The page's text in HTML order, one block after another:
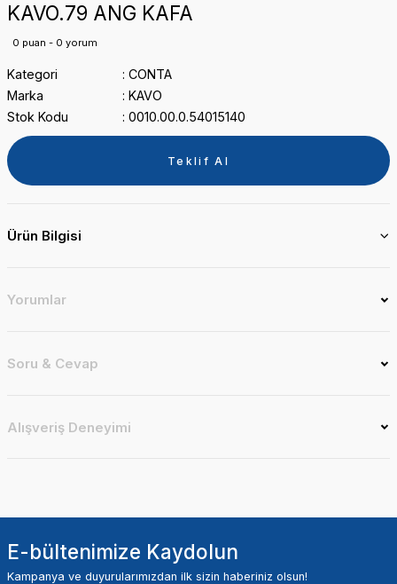
KAVO.79 ANG KAFA
0 puan - 0 yorum
Kategori
CONTA
Marka
KAVO
Stok Kodu
0010.00.0.54015140
Teklif Al
Ürün Bilgisi
Yorumlar
Soru & Cevap
Alışveriş Deneyimi
E-bültenimize Kaydolun
Kampanya ve duyurularımızdan ilk sizin haberiniz olsun!